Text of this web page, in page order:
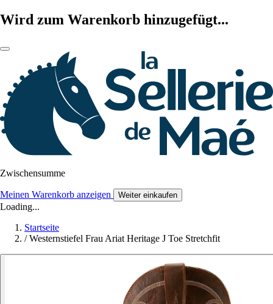
Wird zum Warenkorb hinzugefügt...
Zwischensumme
Meinen Warenkorb anzeigen Weiter einkaufen
Loading...
Startseite
/ Westernstiefel Frau Ariat Heritage J Toe Stretchfit